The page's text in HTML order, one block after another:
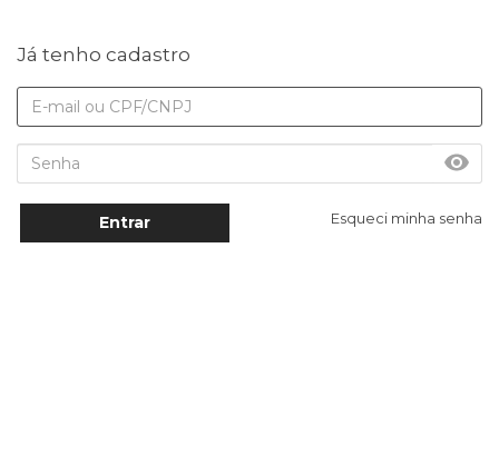
Já tenho cadastro
Entrar Esqueci minha senha